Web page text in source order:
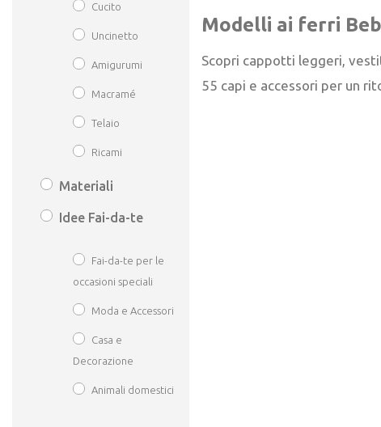
Cucito
Uncinetto
Amigurumi
Macramé
Telaio
Ricami
Materiali
Idee Fai-da-te
Fai-da-te per le
occasioni speciali
Moda e Accessori
Casa e
Decorazione
Animali domestici
Modelli ai ferri
Scopri cappotti leggeri,
55 capi e accessori per un